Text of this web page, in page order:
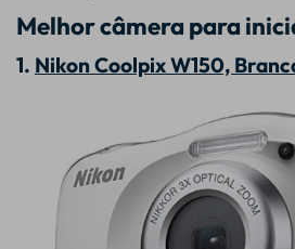
Melhor câmera para
1. Nikon Coolpix W150,